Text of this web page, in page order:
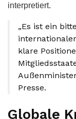
interpretiert.
„Es ist ein
klare
Presse.
Globale